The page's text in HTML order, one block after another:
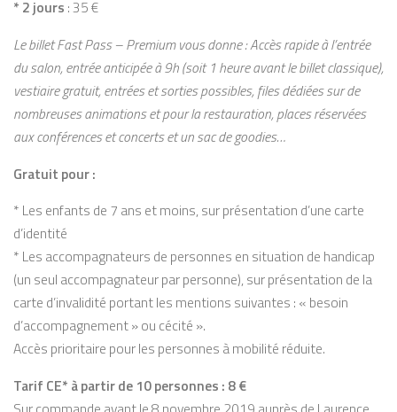
* 2 jours : 35 €
Le billet Fast Pass – Premium vous donne : Accès rapide à l’entrée
du salon, entrée anticipée à 9h (soit 1 heure avant le billet classique),
vestiaire gratuit, entrées et sorties possibles, files dédiées sur de
nombreuses animations et pour la restauration, places réservées
aux conférences et concerts et un sac de goodies…
Gratuit pour :
* Les enfants de 7 ans et moins, sur présentation d’une carte
d’identité
* Les accompagnateurs de personnes en situation de handicap
(un seul accompagnateur par personne), sur présentation de la
carte d’invalidité portant les mentions suivantes : « besoin
d’accompagnement » ou cécité ».
Accès prioritaire pour les personnes à mobilité réduite.
Tarif CE* à partir de 10 personnes : 8 €